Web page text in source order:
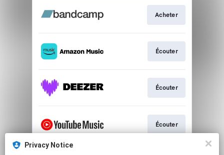
Acheter
Écouter
Écouter
Écouter
Privacy Notice